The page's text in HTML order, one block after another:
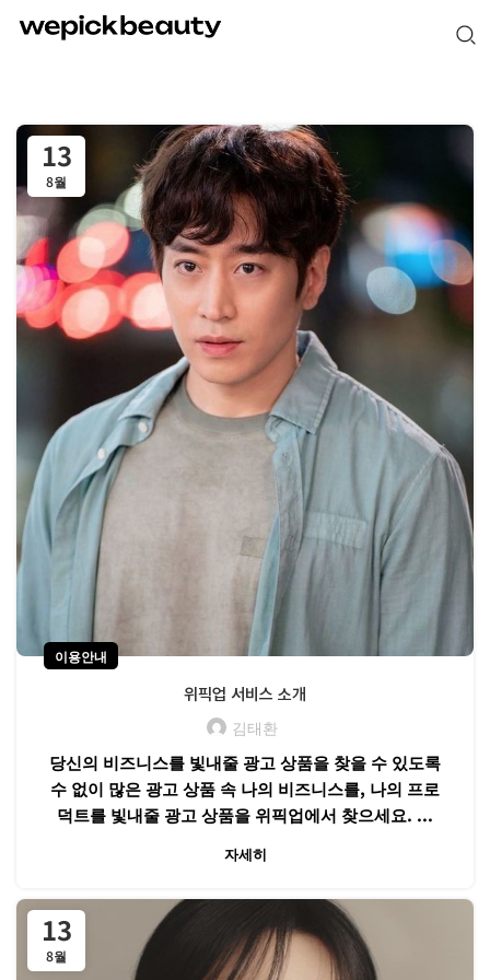
13
8월
이용안내
위픽업 서비스 소개
김태환
당신의 비즈니스를 빛내줄 광고 상품을 찾을 수 있도록
수 없이 많은 광고 상품 속 나의 비즈니스를, 나의 프로
덕트를 빛내줄 광고 상품을 위픽업에서 찾으세요. ...
자세히
13
8월